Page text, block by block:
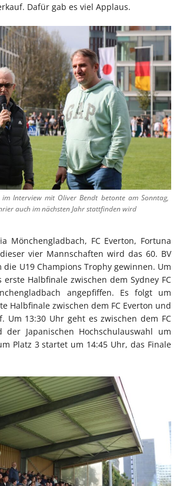
Dafür gab es viel Applaus.
Interview mit Oliver Bendt betonte am Sonntag,
auch im nächsten Jahr stattfinden wird
Mönchengladbach, FC Everton, Fortuna
vier Mannschaften wird das 60. BV
U19 Champions Trophy gewinnen. Um
Halbfinale zwischen dem Sydney FC
angepfiffen. Es folgt um
Halbfinale zwischen dem FC Everton und
Um 13:30 Uhr geht es zwischen dem FC
der Japanischen Hochschulauswahl um
Platz 3 startet um 14:45 Uhr, das Finale